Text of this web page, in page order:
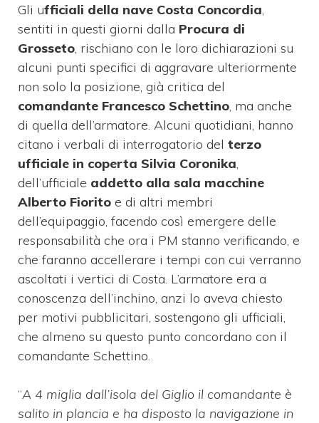
Gli ufficiali della nave Costa Concordia,
sentiti in questi giorni dalla Procura di
Grosseto, rischiano con le loro dichiarazioni su
alcuni punti specifici di aggravare ulteriormente
non solo la posizione, già critica del
comandante Francesco Schettino, ma anche
di quella dell’armatore. Alcuni quotidiani, hanno
citano i verbali di interrogatorio del terzo
ufficiale in coperta Silvia Coronika,
dell’ufficiale addetto alla sala macchine
Alberto Fiorito e di altri membri
dell’equipaggio, facendo così emergere delle
responsabilità che ora i PM stanno verificando, e
che faranno accellerare i tempi con cui verranno
ascoltati i vertici di Costa. L’armatore era a
conoscenza dell’inchino, anzi lo aveva chiesto
per motivi pubblicitari, sostengono gli ufficiali,
che almeno su questo punto concordano con il
comandante Schettino.
“A 4 miglia dall’isola del Giglio il comandante è
salito in plancia e ha disposto la navigazione in